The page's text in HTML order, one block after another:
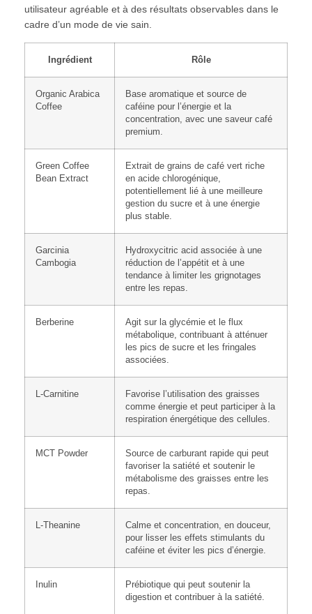
utilisateur agréable et à des résultats observables dans le
cadre d’un mode de vie sain.
Ingrédient Rôle
Organic Arabica
Coffee
Base aromatique et source de
caféine pour l’énergie et la
concentration, avec une saveur café
premium.
Green Coffee
Bean Extract
Extrait de grains de café vert riche
en acide chlorogénique,
potentiellement lié à une meilleure
gestion du sucre et à une énergie
plus stable.
Garcinia
Cambogia
Hydroxycitric acid associée à une
réduction de l’appétit et à une
tendance à limiter les grignotages
entre les repas.
Berberine
Agit sur la glycémie et le flux
métabolique, contribuant à atténuer
les pics de sucre et les fringales
associées.
L-Carnitine
Favorise l’utilisation des graisses
comme énergie et peut participer à la
respiration énergétique des cellules.
MCT Powder
Source de carburant rapide qui peut
favoriser la satiété et soutenir le
métabolisme des graisses entre les
repas.
L-Theanine
Calme et concentration, en douceur,
pour lisser les effets stimulants du
caféine et éviter les pics d’énergie.
Inulin
Prébiotique qui peut soutenir la
digestion et contribuer à la satiété.